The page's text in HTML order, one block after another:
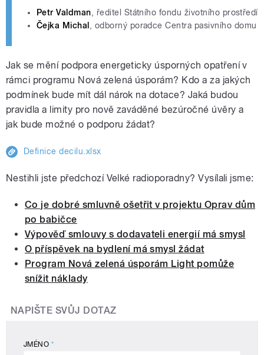
Petr Valdman , ředitel Státního fondu životního prostředí
Čejka Michal
, odborný poradce Centra pasivního domu
Jak se mění podpora energeticky úsporných opatření v
rámci programu Nová zelená úsporám? Kdo a za jakých
podmínek bude mít dál nárok na dotace? Jaká budou
pravidla a limity pro nově zaváděné bezúročné úvěry a
jak bude možné o podporu žádat?
Definice decilu.xlsx
Nestihli jste předchozí Velké radioporadny? Vysílali jsme:
Co je dobré smluvně ošetřit v projektu Oprav dům
po babičce
Výpověď smlouvy s dodavateli energií má smysl
O příspěvek na bydlení má smysl žádat
Program Nová zelená úsporám Light pomůže
snížit náklady
NAPIŠTE SVŮJ DOTAZ
JMÉNO *